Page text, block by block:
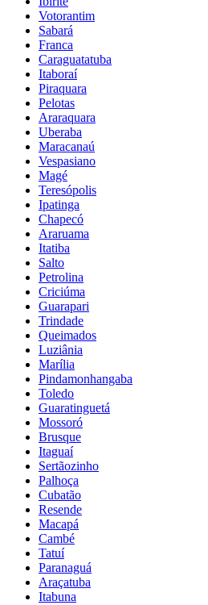
Votorantim
Sabará
Franca
Caraguatatuba
Itaboraí
Piraquara
Pelotas
Araraquara
Uberaba
Maracanaú
Vespasiano
Magé
Teresópolis
Ipatinga
Chapecó
Araruama
Itatiba
Salto
Petrolina
Criciúma
Guarapari
Trindade
Queimados
Luziânia
Marília
Pindamonhangaba
Toledo
Guaratinguetá
Mossoró
Brusque
Itaguaí
Sertãozinho
Palhoça
Cubatão
Resende
Macapá
Cambé
Tatuí
Paranaguá
Araçatuba
Itabuna